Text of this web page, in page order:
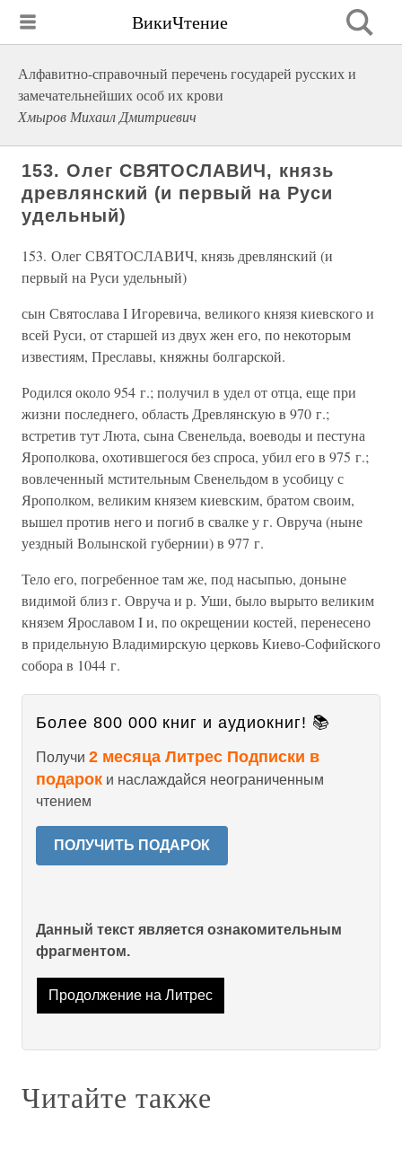
ВикиЧтение
Алфавитно-справочный перечень государей русских и
замечательнейших особ их крови
Хмыров Михаил Дмитриевич
153. Олег СВЯТОСЛАВИЧ, князь
древлянский (и первый на Руси
удельный)
153. Олег СВЯТОСЛАВИЧ, князь древлянский (и
первый на Руси удельный)
сын Святослава I Игоревича, великого князя киевского и
всей Руси, от старшей из двух жен его, по некоторым
известиям, Преславы, княжны болгарской.
Родился около 954 г.; получил в удел от отца, еще при
жизни последнего, область Древлянскую в 970 г.;
встретив тут Люта, сына Свенельда, воеводы и пестуна
Ярополкова, охотившегося без спроса, убил его в 975 г.;
вовлеченный мстительным Свенельдом в усобицу с
Ярополком, великим князем киевским, братом своим,
вышел против него и погиб в свалке у г. Овруча (ныне
уездный Волынской губернии) в 977 г.
Тело его, погребенное там же, под насыпью, доныне
видимой близ г. Овруча и р. Уши, было вырыто великим
князем Ярославом I и, по окрещении костей, перенесено
в придельную Владимирскую церковь Киево-Софийского
собора в 1044 г.
Более 800 000 книг и аудиокниг! 📚
Получи 2 месяца Литрес Подписки в
подарок и наслаждайся неограниченным
чтением
ПОЛУЧИТЬ ПОДАРОК
Данный текст является ознакомительным
фрагментом.
Продолжение на Литрес
Читайте также